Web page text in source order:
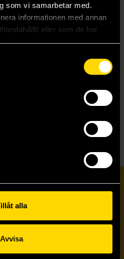
som vi samarbetar med.
informationen med annan
eller som de har
deras tjänster.
alla
Avvisa
vårt nyhetsbrev